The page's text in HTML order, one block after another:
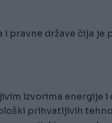
pravne države čija je
izvorima energije
prihvatljivih